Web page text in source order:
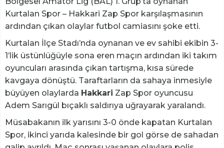
Kurtalan Spor – Hakkari Zap Spor karşılaşmasının
ardından çıkan olaylar futbol camiasını şoke etti.
Kurtalan İlçe Stadı’nda oynanan ve ev sahibi ekibin 3-
1’lik üstünlüğüyle sona eren maçın ardından iki takım
oyuncuları arasında çıkan tartışma, kısa sürede
kavgaya dönüştü. Taraftarların da sahaya inmesiyle
büyüyen olaylarda Hakkari Zap Spor oyuncusu
Adem Sarıgül bıçaklı saldırıya uğrayarak yaralandı.
Müsabakanın ilk yarısını 3-0 önde kapatan Kurtalan
Spor, ikinci yarıda kalesinde bir gol görse de sahadan